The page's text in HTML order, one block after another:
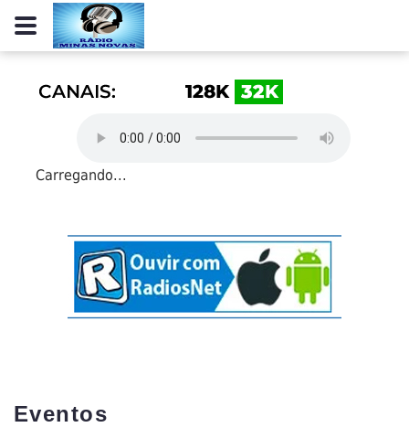
Eventos